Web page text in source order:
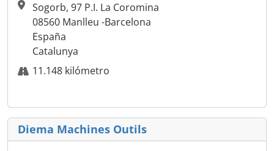
Sogorb, 97 P.I. La Coromina
08560 Manlleu -Barcelona
España
Catalunya
11.148 kilómetro
Diema Machines Outils